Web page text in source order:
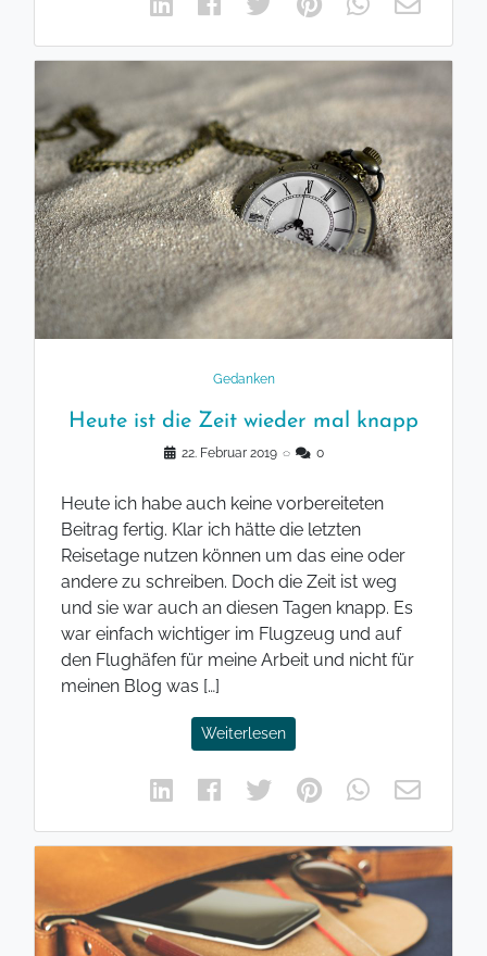
Gedanken
Heute ist die Zeit wieder mal knapp
22. Februar 2019 ◌ 0
Heute ich habe auch keine vorbereiteten
Beitrag fertig. Klar ich hätte die letzten
Reisetage nutzen können um das eine oder
andere zu schreiben. Doch die Zeit ist weg
und sie war auch an diesen Tagen knapp. Es
war einfach wichtiger im Flugzeug und auf
den Flughäfen für meine Arbeit und nicht für
meinen Blog was […]
Weiterlesen